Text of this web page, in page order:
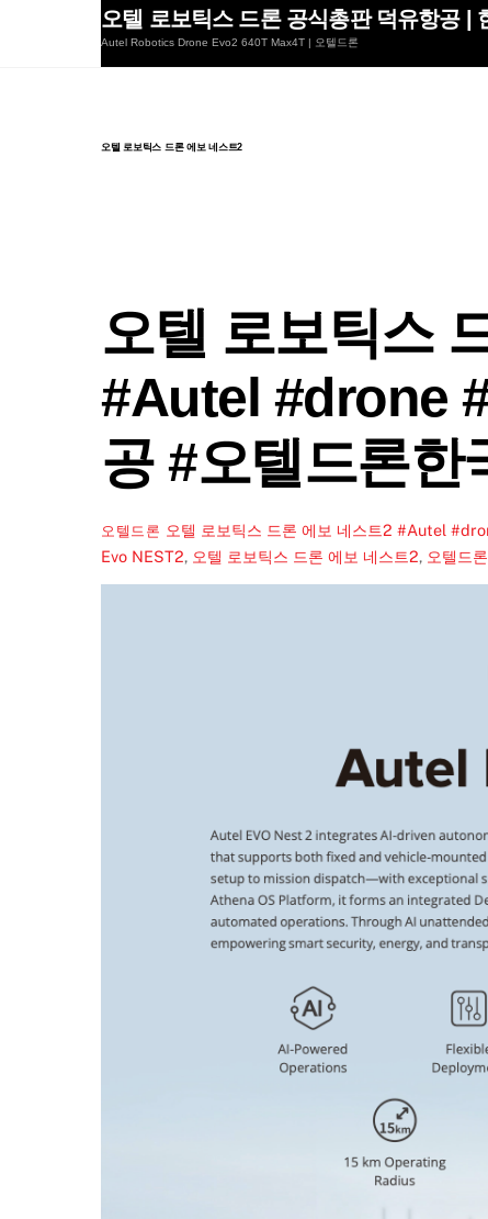
오텔 로보틱스 드론 공식총판 덕유항공 |
Autel Robotics Drone Evo2 640T Max4T | 오텔드론
오텔 로보틱스 드론 에보 네스트2
오텔 로보틱스
#Autel #drone
공 #오텔드론한
오텔드론 오텔 로보틱스 드론 에보 네스트2 #Autel
Evo NEST2, 오텔 로보틱스 드론 에보 네스트2, 오텔드